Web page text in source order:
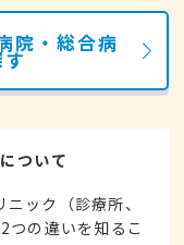
院・総合病
ついて
ック（診療所、
つの違いを知るこ